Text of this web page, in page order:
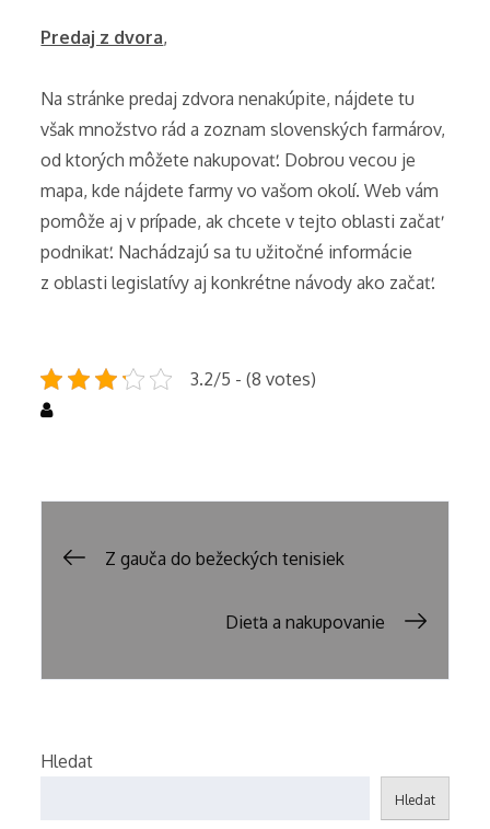
Predaj z dvora,
Na stránke predaj zdvora nenakúpite, nájdete tu
však množstvo rád a zoznam slovenských farmárov,
od ktorých môžete nakupovať. Dobrou vecou je
mapa, kde nájdete farmy vo vašom okolí. Web vám
pomôže aj v prípade, ak chcete v tejto oblasti začať
podnikať. Nachádzajú sa tu užitočné informácie
z oblasti legislatívy aj konkrétne návody ako začať.
3.2/5 - (8 votes)
Navigace
příspěvek
Z gauča do bežeckých tenisiek
Dieťa a nakupovanie
Hledat
Hledat